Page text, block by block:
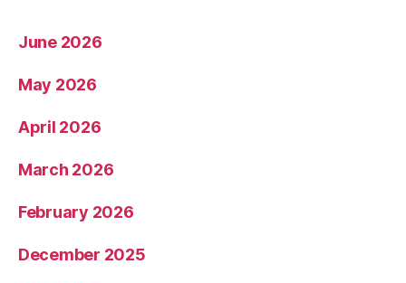
June 2026
May 2026
April 2026
March 2026
February 2026
December 2025